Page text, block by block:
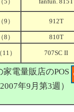
（9） 912T
（8） 810T
（11） 707SC II
電量販店のPOS
年9月第3週）